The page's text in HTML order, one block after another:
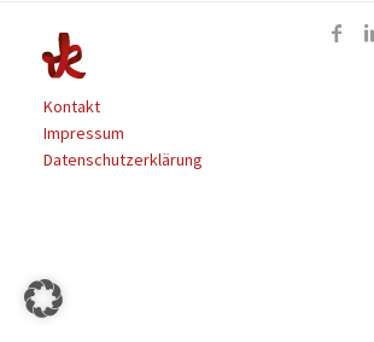
Kontakt
Impressum
Datenschutzerklärung